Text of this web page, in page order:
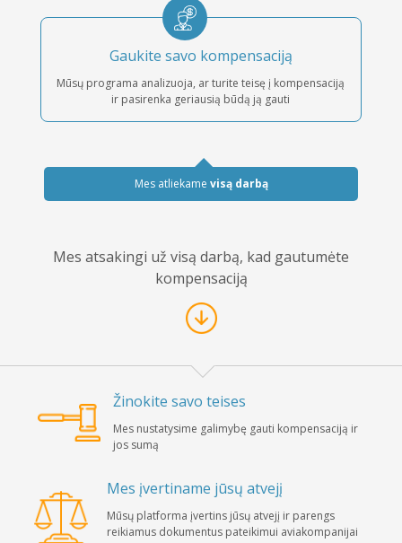
Gaukite savo kompensaciją
Mūsų programa analizuoja, ar turite teisę į kompensaciją
ir pasirenka geriausią būdą ją gauti
Mes atliekame visą darbą
Mes atsakingi už visą darbą, kad gautumėte
kompensaciją
Žinokite savo teises
Mes nustatysime galimybę gauti kompensaciją ir
jos sumą
Mes įvertiname jūsų atvejį
Mūsų platforma įvertins jūsų atvejį ir parengs
reikiamus dokumentus pateikimui aviakompanijai